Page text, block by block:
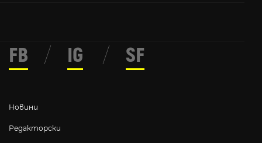
Новини
Редакторски
FB / IG / SF